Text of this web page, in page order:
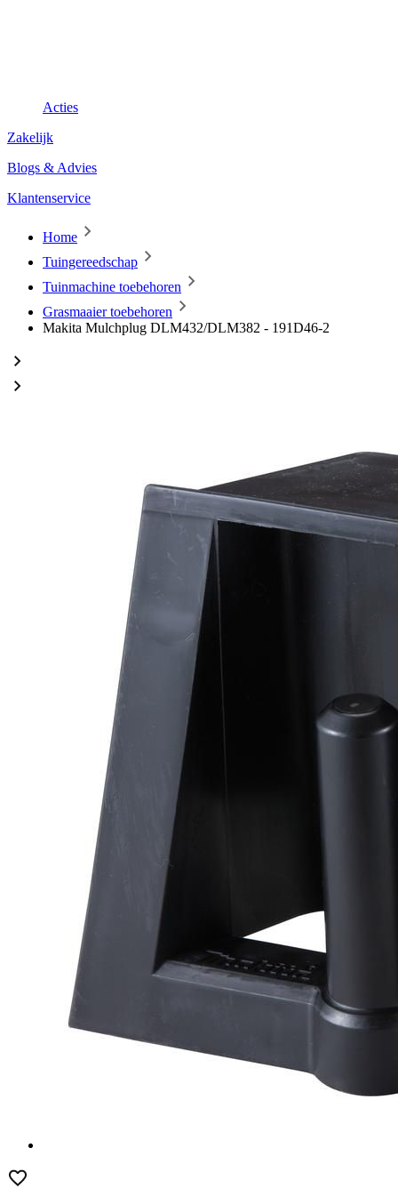
Acties
Zakelijk
Blogs & Advies
Klantenservice
Home
Tuingereedschap
Tuinmachine toebehoren
Grasmaaier toebehoren
Makita Mulchplug DLM432/DLM382 - 191D46-2